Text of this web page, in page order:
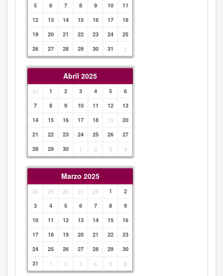
5 6 7 8 9 10
11
12
13 14 15 16 17
18
19
20 21 22 23 24
25
26
27 28 29 30 31 1
Abril 2025
31 1 2 3 4 5
6
7
8 9 10 11 12
13
14
15 16 17 18 19
20
21
22 23 24 25 26
27
28
29 30 1 2 3 4
Marzo 2025
24 25 26 27 28 1
2
3
4 5 6 7 8
9
10
11 12 13 14 15
16
17
18 19 20 21 22
23
24
25 26 27 28 29
30
31
1 2 3 4 5 6